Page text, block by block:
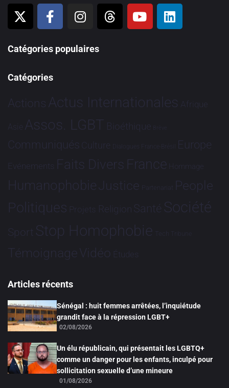
Catégories populaires
Catégories
Actions Actus Internationales Afrique
Asie Assos. LGBT Bioéthique Brève
Communiqués Culture Dialogues France-Brésil Europe
Evénements Faits Divers France Hommage
HumanophobieJustice Partenariat People
Politiques Projets Religion Santé Société
Sport Stop Homophobie Tech Tribune
TémoignageVidéo Études
Articles récents
Sénégal : huit femmes arrêtées, l’inquiétude
grandit face à la répression LGBT+
02/08/2026
Un élu républicain, qui présentait les LGBTQ+
comme un danger pour les enfants, inculpé pour
sollicitation sexuelle d’une mineure
01/08/2026